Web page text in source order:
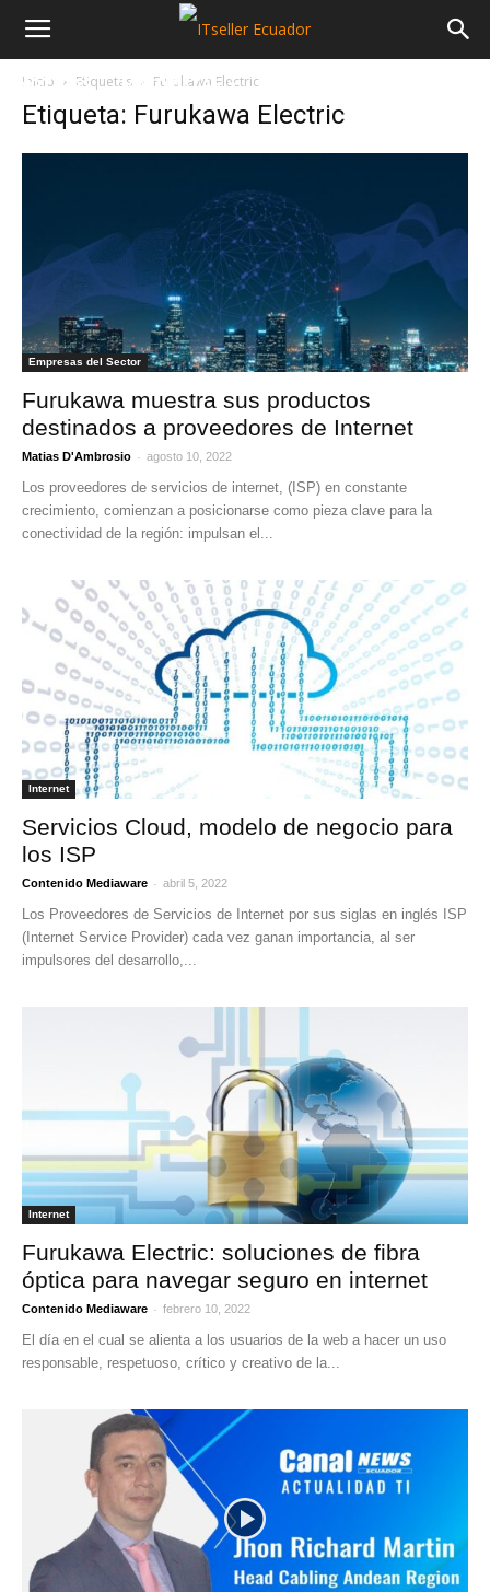
NOTICIAS MAYORISTAS
Inicio Etiquetas Furukawa Electric
Etiqueta: Furukawa Electric
Empresas del Sector
Furukawa muestra sus productos
destinados a proveedores de Internet
Matias D'Ambrosio - agosto 10, 2022
Los proveedores de servicios de internet, (ISP) en constante
crecimiento, comienzan a posicionarse como pieza clave para la
conectividad de la región: impulsan el...
Internet
Servicios Cloud, modelo de negocio para
los ISP
Contenido Mediaware - abril 5, 2022
Los Proveedores de Servicios de Internet por sus siglas en inglés ISP
(Internet Service Provider) cada vez ganan importancia, al ser
impulsores del desarrollo,...
Internet
Furukawa Electric: soluciones de fibra
óptica para navegar seguro en internet
Contenido Mediaware - febrero 10, 2022
El día en el cual se alienta a los usuarios de la web a hacer un uso
responsable, respetuoso, crítico y creativo de la...